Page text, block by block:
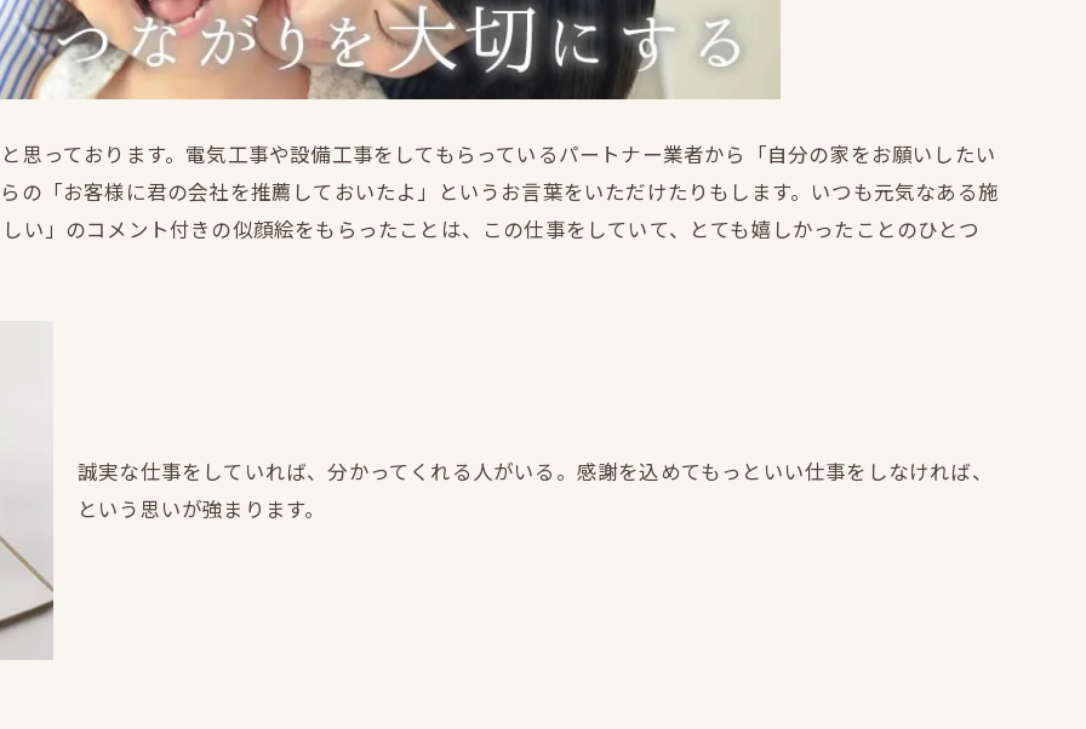
思っております。電気工事や設備工事をしてもらっているパートナー業者から「自分の家をお願いしたい
の「お客様に君の会社を推薦しておいたよ」というお言葉をいただけたりもします。いつも元気なある施
い」のコメント付きの似顔絵をもらったことは、この仕事をしていて、とても嬉しかったことのひとつ
誠実な仕事をしていれば、分かってくれる人がいる。感謝を込めてもっといい仕事をしなければ、
という思いが強まります。